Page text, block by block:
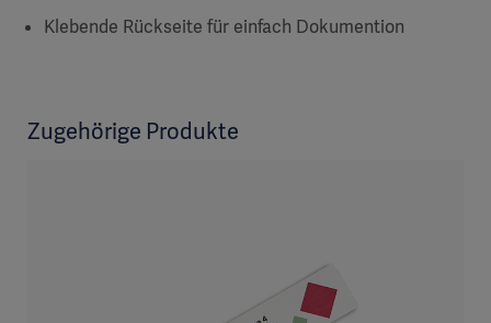
Klebende Rückseite für einfach Dokumention
Zugehörige Produkte